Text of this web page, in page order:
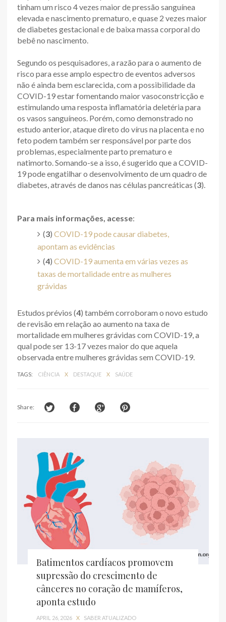
tinham um risco 4 vezes maior de pressão sanguínea
elevada e nascimento prematuro, e quase 2 vezes maior
de diabetes gestacional e de baixa massa corporal do
bebê no nascimento.
Segundo os pesquisadores, a razão para o aumento de
risco para esse amplo espectro de eventos adversos
não é ainda bem esclarecida, com a possibilidade da
COVID-19 estar fomentando maior vasoconstricção e
estimulando uma resposta inflamatória deletéria para
os vasos sanguíneos. Porém, como demonstrado no
estudo anterior, ataque direto do vírus na placenta e no
feto podem também ser responsável por parte dos
problemas, especialmente parto prematuro e
natimorto. Somando-se a isso, é sugerido que a COVID-
19 pode engatilhar o desenvolvimento de um quadro de
diabetes, através de danos nas células pancreáticas (3).
Para mais informações, acesse:
(3) COVID-19 pode causar diabetes,
apontam as evidências
(4) COVID-19 aumenta em várias vezes as
taxas de mortalidade entre as mulheres
grávidas
Estudos prévios (4) também corroboram o novo estudo
de revisão em relação ao aumento na taxa de
mortalidade em mulheres grávidas com COVID-19, a
qual pode ser 13-17 vezes maior do que aquela
observada entre mulheres grávidas sem COVID-19.
TAGS: CIÊNCIA X DESTAQUE X SAÚDE
Share:
Batimentos cardíacos promovem
supressão do crescimento de
cânceres no coração de mamíferos,
aponta estudo
APRIL 26, 2026 X SABER ATUALIZADO